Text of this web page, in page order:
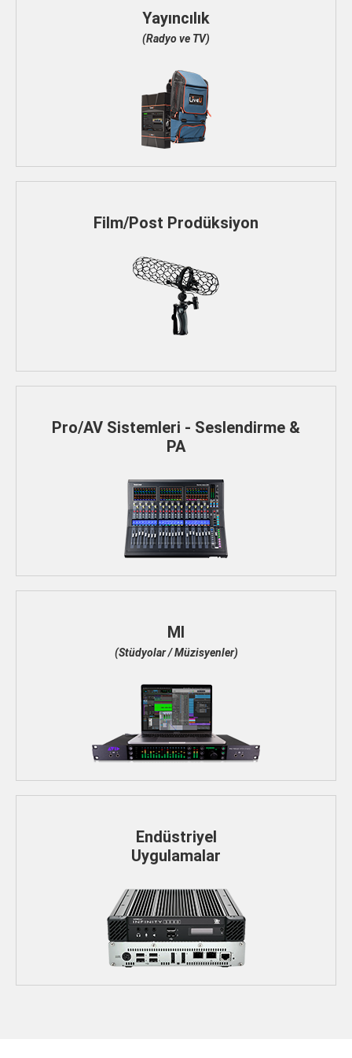
Yayıncılık
(Radyo ve TV)
Film/Post Prodüksiyon
Pro/AV Sistemleri - Seslendirme &
PA
MI
(Stüdyolar / Müzisyenler)
Endüstriyel
Uygulamalar